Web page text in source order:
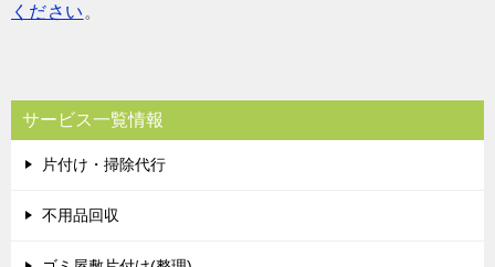
ください 。
サービス一覧情報
片付け・掃除代行
不用品回収